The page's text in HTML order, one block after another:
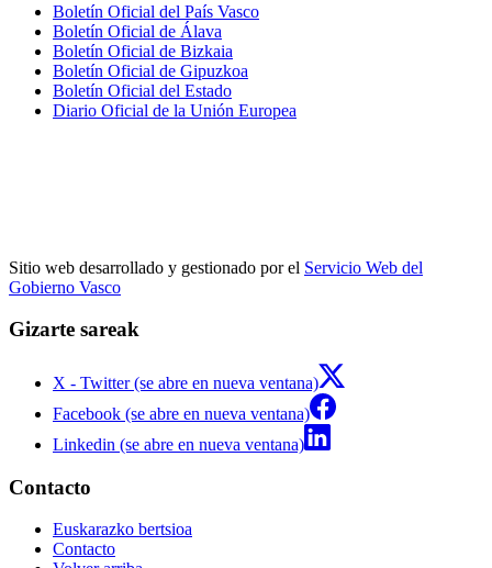
Boletín Oficial del País Vasco
Boletín Oficial de Álava
Boletín Oficial de Bizkaia
Boletín Oficial de Gipuzkoa
Boletín Oficial del Estado
Diario Oficial de la Unión Europea
Sitio web desarrollado y gestionado por el Servicio Web del
Gobierno Vasco
Gizarte sareak
X - Twitter (se abre en nueva ventana)
Facebook (se abre en nueva ventana)
Linkedin (se abre en nueva ventana)
Contacto
Euskarazko bertsioa
Contacto